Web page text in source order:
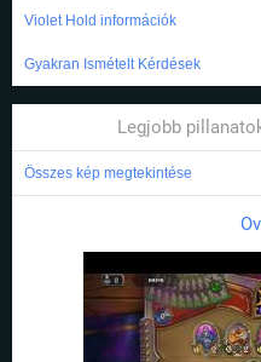
Violet Hold információk
Gyakran Ismételt Kérdések
Legjobb
Összes kép megtekintése